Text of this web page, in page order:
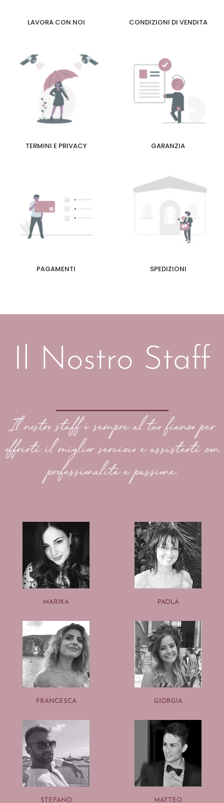
LAVORA CON NOI CONDIZIONI DI VENDITA
TERMINI E PRIVACY GARANZIA
PAGAMENTI SPEDIZIONI
Il Nostro Staff
Il nostro staff è sempre al tuo fianco per
offrirti il miglior servizio e assisterti con
professionalità e passione.
MARIKA PAOLA
FRANCESCA GIORGIA
STEFANO MATTEO